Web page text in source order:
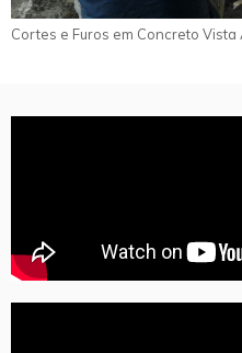
Cortes e Furos em Concreto Vista